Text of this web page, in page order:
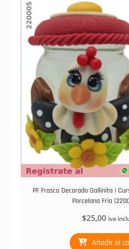
PF Frasco Decorado Gallinita |
Porcelana Fria
$25,00 iva
Añadir al